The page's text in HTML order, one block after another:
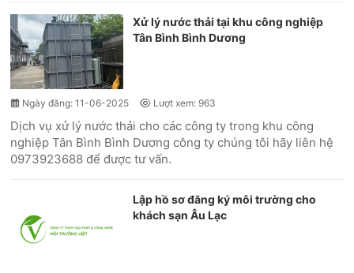
Xử lý nước thải tại khu công nghiệp
Tân Bình Bình Dương
Ngày đăng: 11-06-2025 Lượt xem: 963
Dịch vụ xử lý nước thải cho các công ty trong khu công
nghiệp Tân Bình Bình Dương công ty chúng tôi hãy liên hệ
0973923688 để được tư vấn.
Lập hồ sơ đăng ký môi trường cho
khách sạn Âu Lạc